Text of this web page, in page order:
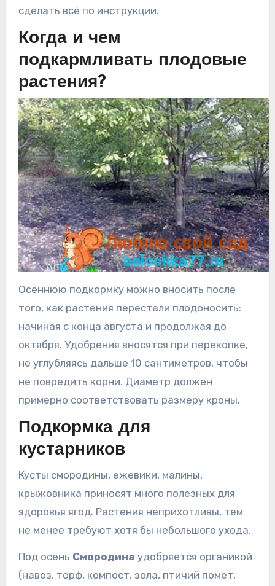
сделать всё по инструкции.
Когда и чем
подкармливать плодовые
растения?
Осеннюю подкормку можно вносить после
того, как растения перестали плодоносить:
начиная с конца августа и продолжая до
октября. Удобрения вносятся при перекопке,
не углубляясь дальше 10 сантиметров, чтобы
не повредить корни. Диаметр должен
примерно соответствовать размеру кроны.
Подкормка для
кустарников
Кусты смородины, ежевики, малины,
крыжовника приносят много полезных для
здоровья ягод. Растения неприхотливы, тем
не менее требуют хотя бы небольшого ухода.
Под осень Смородина удобряется органикой
(навоз, торф, компост, зола, птичий помет,